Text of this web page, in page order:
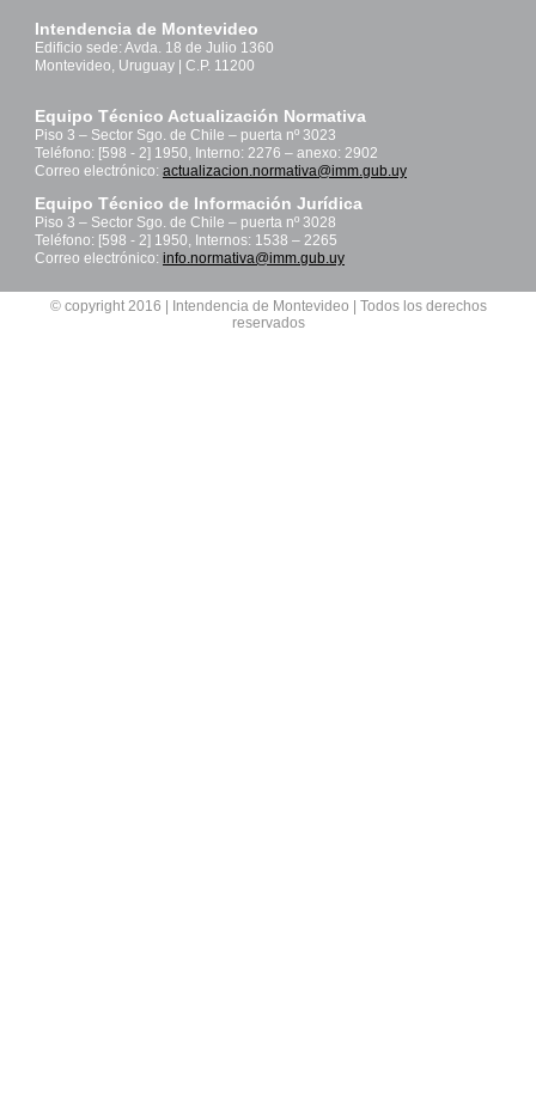
Intendencia de Montevideo
Edificio sede: Avda. 18 de Julio 1360
Montevideo, Uruguay | C.P. 11200
Equipo Técnico Actualización Normativa
Piso 3 – Sector Sgo. de Chile – puerta nº 3023
Teléfono: [598 - 2] 1950, Interno: 2276 – anexo: 2902
Correo electrónico: actualizacion.normativa@imm.gub.uy
Equipo Técnico de Información Jurídica
Piso 3 – Sector Sgo. de Chile – puerta nº 3028
Teléfono: [598 - 2] 1950, Internos: 1538 – 2265
Correo electrónico: info.normativa@imm.gub.uy
© copyright 2016 | Intendencia de Montevideo | Todos los derechos
reservados